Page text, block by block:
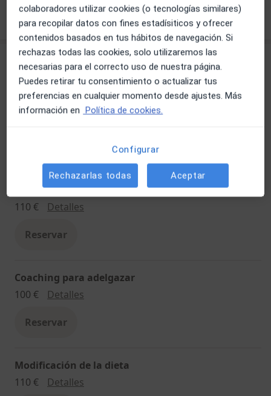
Ver más
Servicios
Alimentación en el embarazo
DetallesAlimentación en el embarazo
Alimentación en la menopausia
110 €
Detalles
Reservar
Coaching para adelgazar
100 €
Detalles
Reservar
Modificación de la dieta
110 €
Detalles
colaboradores utilizar cookies (o tecnologías similares)
para recopilar datos con fines estadísiticos y ofrecer
contenidos basados en tus hábitos de navegación. Si
rechazas todas las cookies, solo utilizaremos las
necesarias para el correcto uso de nuestra página.
Puedes retirar tu consentimiento o actualizar tus
preferencias en cualquier momento desde ajustes. Más
información en Política de cookies.
Configurar
Rechazarlas todas Aceptar